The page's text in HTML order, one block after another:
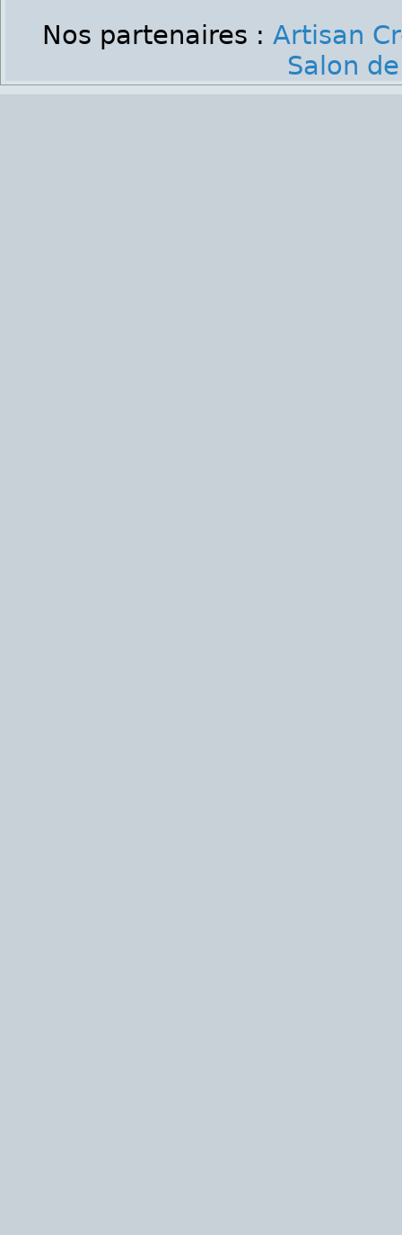
Nos partenaires : Artisan
Salon